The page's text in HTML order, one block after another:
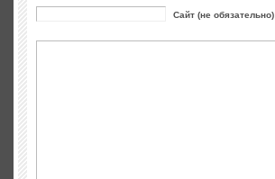
Сайт (не обязательно)